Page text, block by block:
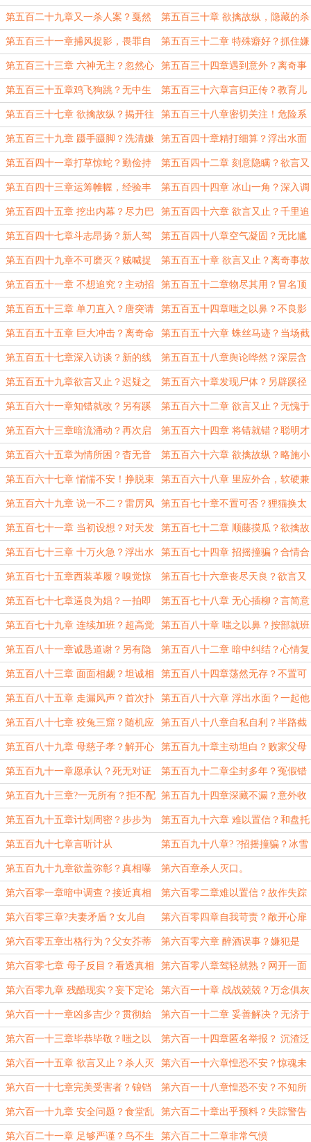
情 丝
第五百二十九章又一杀人案？戛然
而止
第五百三十章 欲擒故纵，隐藏的杀
手
第五百三十一章捕风捉影，畏罪自
杀
第五百三十二章 特殊癖好？抓住嫌
犯
第五百三十三章 六神无主？忽然心
虚
第五百三十四章遇到意外？离奇事
件
第五百三十五章鸡飞狗跳？无中生
有
第五百三十六章言归正传？教育儿
女
第五百三十七章 欲擒故纵？揭开往
事
第五百三十八章密切关注！危险系
数！
第五百三十九章 蹑手蹑脚？洗清嫌
疑
第五百四十章精打细算？浮出水面
第五百四十一章打草惊蛇？勤俭持
家
第五百四十二章 刻意隐瞒？欲言又
止
第五百四十三章运筹帷幄，经验丰
富
第五百四十四章 冰山一角？深入调
查
第五百四十五章 挖出内幕？尽力巴
结
第五百四十六章 欲言又止？千里追
凶
第五百四十七章斗志昂扬？新人驾
到
第五百四十八章空气凝固？无比尴
尬？
第五百四十九章不可磨灭？贼喊捉
贼
第五百五十章 欲言又止？离奇事故
第五百五十一章 不想追究？主动招
惹
第五百五十二章物尽其用？冒名顶
替
第五百五十三章 单刀直入？唐突请
求
第五百五十四章嗤之以鼻？不良影
响
第五百五十五章 巨大冲击？离奇命
案
第五百五十六章 蛛丝马迹？当场截
胡
第五百五十七章深入访谈？新的线
索
第五百五十八章舆论哗然？深层含
义
第五百五十九章欲言又止？迟疑之
色
第五百六十章发现尸体？另辟蹊径
第五百六十一章知错就改？另有蹊
跷
第五百六十二章 欲言又止？无愧于
心
第五百六十三章暗流涌动？再次启
程
第五百六十四章 将错就错？聪明才
智
第五百六十五章为情所困？杳无音
讯
第五百六十六章 欲擒故纵？略施小
计
第五百六十七章 惴惴不安！挣脱束
缚
第五百六十八章 里应外合，软硬兼
施
第五百六十九章 说一不二？雷厉风
行
第五百七十章不置可否？狸猫换太
子
第五百七十一章 当初设想？对天发
誓
第五百七十二章 顺藤摸瓜？欲擒故
纵
第五百七十三章 十万火急？浮出水
面
第五百七十四章 招摇撞骗？合情合
理
第五百七十五章西装革履？嗅觉惊
人
第五百七十六章丧尽天良？欲言又
止。
第五百七十七章逼良为娼？一拍即
合
第五百七十八章 无心插柳？言简意
赅
第五百七十九章 连续加班？超高觉
悟
第五百八十章 嗤之以鼻？按部就班
第五百八十一章诚恳道谢？另有隐
情
第五百八十二章 暗中纠结？心情复
杂
第五百八十三章 面面相觑？坦诚相
对
第五百八十四章荡然无存？不置可
否
第五百八十五章 走漏风声？首次扑
空？
第五百八十六章 浮出水面？一起他
杀
第五百八十七章 狡兔三窟？随机应
变
第五百八十八章自私自利？半路截
胡
第五百八十九章 母慈子孝？解开心
结
第五百九十章主动坦白？败家父母
第五百九十一章愿承认？死无对证 第五百九十二章尘封多年？冤假错
案？
第五百九十三章?一无所有？拒不配
合
第五百九十四章深藏不漏？意外收
获
第五百九十五章计划周密？步步为
营
第五百九十六章 难以置信？和盘托
出
第五百九十七章言听计从 第五百九十八章? ?招摇撞骗？冰雪
聪明
第五百九十九章欲盖弥彰？真相曝
光
第六百章杀人灭口。
第六百零一章暗中调查？接近真相 第六百零二章难以置信？故作失踪
第六百零三章?夫妻矛盾？女儿自
杀？
第六百零四章自我苛责？敞开心扉
第六百零五章出格行为？父女芥蒂 第六百零六章 醉酒误事？嫌犯是
谁？
第六百零七章 母子反目？看透真相 第六百零八章驾轻就熟？网开一面
第六百零九章 残酷现实？妄下定论 第六百一十章 战战兢兢？万念俱灰
第六百一十一章凶多吉少？贯彻始
终
第六百一十二章 妥善解决？无济于
事
第六百一十三章毕恭毕敬？嗤之以
鼻
第六百一十四章匿名举报？ 沉渣泛
起
第六百一十五章 欲言又止？杀人灭
口
第六百一十六章惶恐不安？惊魂未
定
第六百一十七章完美受害者？锒铛
入狱
第六百一十八章惶恐不安？不知所
措
第六百一十九章 安全问题？食堂乱
象
第六百二十章出乎预料？失踪警告
第六百二十一章 足够严谨？鸟不生 第六百二十二章非常气愤